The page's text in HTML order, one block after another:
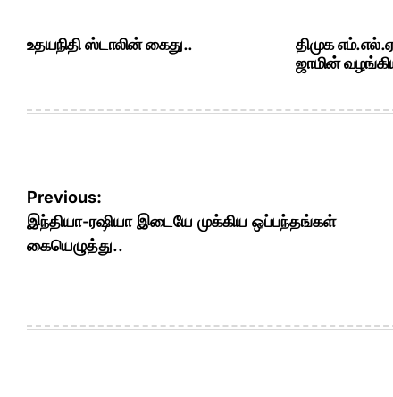
உதயநிதி ஸ்டாலின் கைது..
திமுக
ஜாமின்
Post
navigation
Previous:
இந்தியா-ரஷியா இடையே முக்கிய ஒப்பந்தங்கள்
கையெழுத்து..